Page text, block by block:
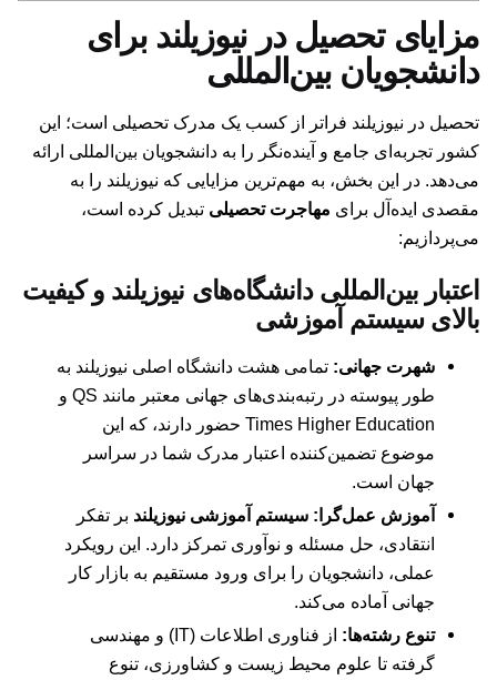
مزایای تحصیل در نیوزیلند برای
دانشجویان بین‌المللی
تحصیل در نیوزیلند فراتر از کسب یک مدرک تحصیلی است؛ این
کشور تجربه‌ای جامع و آینده‌نگر را به دانشجویان بین‌المللی ارائه
می‌دهد. در این بخش، به مهم‌ترین مزایایی که نیوزیلند را به
مقصدی ایده‌آل برای مهاجرت تحصیلی تبدیل کرده است،
می‌پردازیم:
اعتبار بین‌المللی دانشگاه‌های نیوزیلند و کیفیت
بالای سیستم آموزشی
شهرت جهانی: تمامی هشت دانشگاه اصلی نیوزیلند به
طور پیوسته در رتبه‌بندی‌های جهانی معتبر مانند QS و
Times Higher Education حضور دارند، که این
موضوع تضمین‌کننده اعتبار مدرک شما در سراسر
جهان است.
آموزش عمل‌گرا: سیستم آموزشی نیوزیلند بر تفکر
انتقادی، حل مسئله و نوآوری تمرکز دارد. این رویکرد
عملی، دانشجویان را برای ورود مستقیم به بازار کار
جهانی آماده می‌کند.
تنوع رشته‌ها:
از فناوری اطلاعات (IT) و مهندسی
گرفته تا علوم محیط زیست و کشاورزی، تنوع